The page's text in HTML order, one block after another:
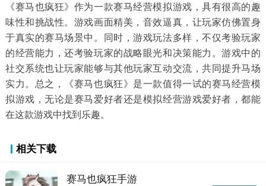
《赛马也疯狂》作为一款赛马经营模拟游戏，具有很高的趣
味性和挑战性。游戏画面精美，音效逼真，让玩家仿佛置身
于真实的赛马场景中。同时，游戏玩法多样，不仅考验玩家
的经营能力，还考验玩家的战略眼光和决策能力。游戏中的
社交系统也让玩家能够与其他玩家互动交流，共同提升马场
实力。总之，《赛马也疯狂》是一款值得一试的赛马经营模
拟游戏，无论是赛马爱好者还是模拟经营游戏爱好者，都能
在这款游戏中找到乐趣。
相关下载
赛马也疯狂手游